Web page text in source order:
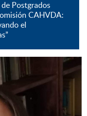
Postgrados
CAHVDA:
el